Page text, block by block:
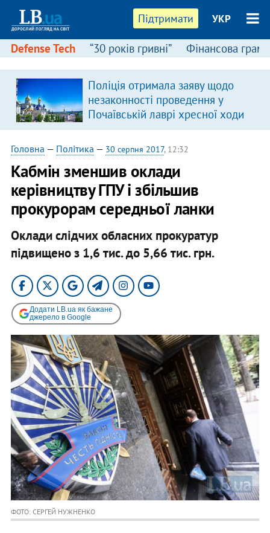
Підтримати УКР
Defense Tech “30 років гривні” Фінансова
Поліція отримала заяву щодо
незаконності проведення у
Почаївській лаврі хресної ходи
Головна — Політика — 30 серпня 2017, 12:32
Кабмін зменшив оклади
керівництву ГПУ і збільшив
прокурорам середньої ланки
Оклади слідчих обласних прокуратур
підвищено з 1,6 тис. до 5,66 тис. грн.
Додати LB.ua як бажане
джерело в Google
ФОТО: СЕРГЕЙ НУЖНЕНКО